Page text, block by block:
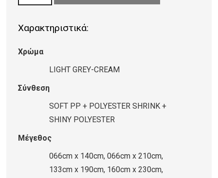
416
LIGHT
ποσότητα
Χαρακτηριστικά:
Χρώμα
LIGHT GREY-CREAM
Σύνθεση
SOFT PP + POLYESTER SHRINK +
SHINY POLYESTER
Μέγεθος
066cm x 140cm, 066cm x 210cm,
133cm x 190cm, 160cm x 230cm,